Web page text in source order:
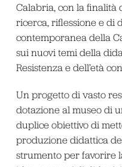
Calabria, con la finalità
ricerca, riflessione e di
contemporanea della
sui nuovi temi della
Resistenza e dell’età
Un progetto di vasto
dotazione al museo di
duplice obiettivo di
produzione didattica
strumento per favorire